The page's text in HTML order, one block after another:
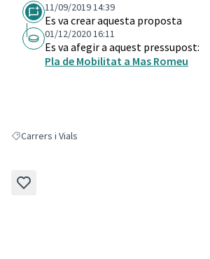
11/09/2019 14:39
Es va crear aquesta proposta
01/12/2020 16:11
Es va afegir a aquest pressupost:
Pla de Mobilitat a Mas Romeu
Resultats en filtrar per: Carrers i Vials
Carrers i Vials